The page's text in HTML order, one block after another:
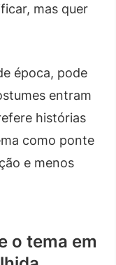
mas quer
época, pode
entram
histórias
como ponte
e menos
o tema em